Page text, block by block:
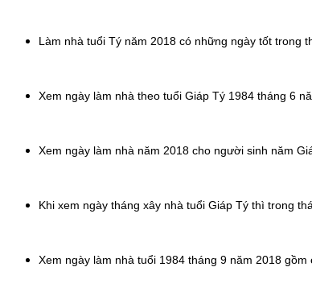
Làm nhà tuổi Tý năm 2018 có những ngày tốt trong
Xem ngày làm nhà theo tuổi Giáp Tý 1984 tháng 6
Xem ngày làm nhà năm 2018 cho người sinh năm
Khi xem ngày tháng xây nhà tuổi Giáp Tý thì trong
Xem ngày làm nhà tuổi 1984 tháng 9 năm 2018